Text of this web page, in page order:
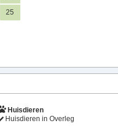
25
Huisdieren
Huisdieren in Overleg